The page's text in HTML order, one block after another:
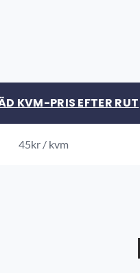
KVM-PRIS EFTER RUT
45kr / kvm